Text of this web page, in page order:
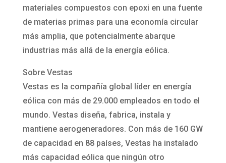
materiales compuestos con epoxi en una fuente
de materias primas para una economía circular
más amplia, que potencialmente abarque
industrias más allá de la energía eólica.
Sobre Vestas
Vestas es la compañía global líder en energía
eólica con más de 29.000 empleados en todo el
mundo. Vestas diseña, fabrica, instala y
mantiene aerogeneradores. Con más de 160 GW
de capacidad en 88 países, Vestas ha instalado
más capacidad eólica que ningún otro